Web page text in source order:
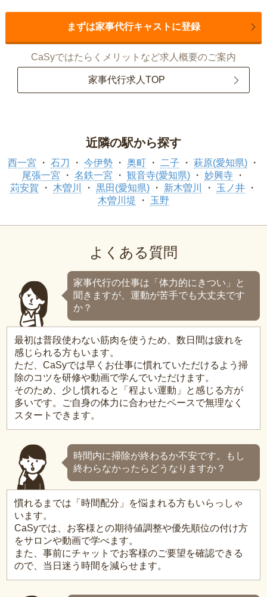
まずは家事代行キャストに登録
CaSyではたらくメリットなど求人概要のご案内
家事代行求人TOP
近隣の駅から探す
西一宮 石刀 今伊勢 奥町 二子
萩原(愛知県)
尾張一宮
名鉄一宮 観音寺(愛知県)
妙興寺
苅安賀
木曽川 黒田(愛知県) 新木曽川
玉ノ井
木曽川堤
玉野
よくある質問
家事代行の仕事は「体力的にきつい」と
聞きますが、運動が苦手でも大丈夫です
か？
最初は普段使わない筋肉を使うため、数日間は疲れを
感じられる方もいます。
ただ、CaSyでは早くお仕事に慣れていただけるよう掃
除のコツを研修や動画で学んでいただけます。
そのため、少し慣れると「程よい運動」と感じる方が
多いです。ご自身の体力に合わせたペースで無理なく
スタートできます。
時間内に掃除が終わるか不安です。もし
終わらなかったらどうなりますか？
慣れるまでは「時間配分」を悩まれる方もいらっしゃ
います。
CaSyでは、お客様との期待値調整や優先順位の付け方
をサロンや動画で学べます。
また、事前にチャットでお客様のご要望を確認できる
ので、当日迷う時間を減らせます。